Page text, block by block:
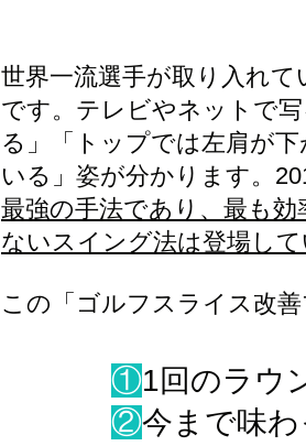
世界一流選手が取り入れ
です。テレビやネットで
る」「トップでは左肩が
いる」姿が分かります。
最強の手法であり、最も
ないスイング法は登場して
この「ゴルフスライス改
①1回のラウ
②今まで味